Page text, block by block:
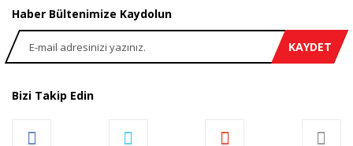
Haber Bültenimize Kaydolun
KAYDET
Bizi Takip Edin